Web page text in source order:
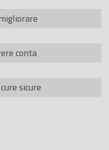
conta
sicure